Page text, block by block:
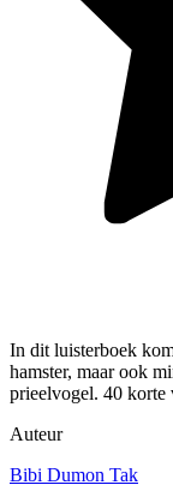
In dit luisterboek
hamster, maar ook
prieelvogel. 40 korte
Auteur
Bibi Dumon Tak